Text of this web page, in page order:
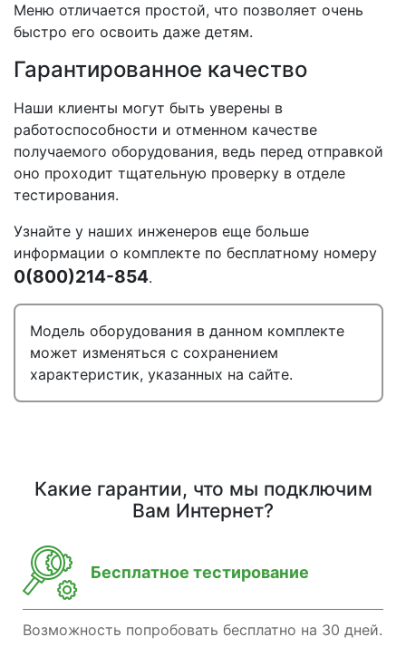
Меню отличается простой, что позволяет очень
быстро его освоить даже детям.
Гарантированное качество
Наши клиенты могут быть уверены в
работоспособности и отменном качестве
получаемого оборудования, ведь перед отправкой
оно проходит тщательную проверку в отделе
тестирования.
Узнайте у наших инженеров еще больше
информации о комплекте по бесплатному номеру
0(800)214-854.
Модель оборудования в данном комплекте
может изменяться с сохранением
характеристик, указанных на сайте.
Какие гарантии, что мы подключим
Вам Интернет?
Бесплатное тестирование
Возможность попробовать бесплатно на 30 дней.